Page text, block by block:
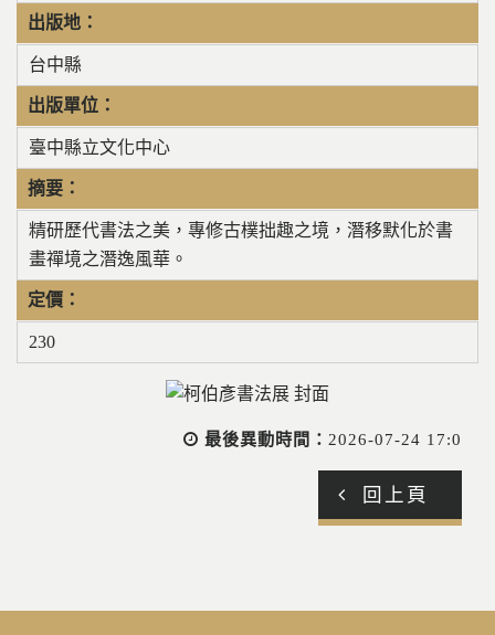
出版地：
台中縣
出版單位：
臺中縣立文化中心
摘要：
精研歷代書法之美，專修古樸拙趣之境，潛移默化於書
畫禪境之潛逸風華。
定價：
230
最後異動時間： 2026-07-24 17:0
回上頁